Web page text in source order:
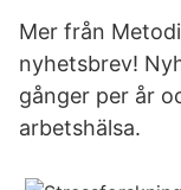
Mer från
nyhetsbrev!
gånger per år
arbetshälsa.